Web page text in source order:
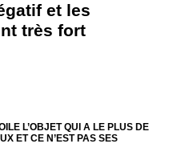
et les
très fort
L’OBJET QUI A LE PLUS DE
ET CE N’EST PAS SES